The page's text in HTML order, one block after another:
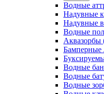
Водные
Надувные
Надувные
Водные
Бамперные
Водные
Водные
Водные